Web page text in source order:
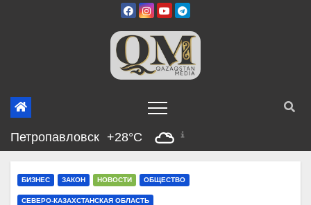
Петропавловск +28°C
БИЗНЕС ЗАКОН НОВОСТИ ОБЩЕСТВО
СЕВЕРО-КАЗАХСТАНСКАЯ ОБЛАСТЬ